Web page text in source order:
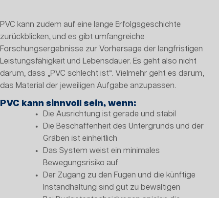
PVC kann zudem auf eine lange Erfolgsgeschichte
zurückblicken, und es gibt umfangreiche
Forschungsergebnisse zur Vorhersage der langfristigen
Leistungsfähigkeit und Lebensdauer. Es geht also nicht
darum, dass „PVC schlecht ist“. Vielmehr geht es darum,
das Material der jeweiligen Aufgabe anzupassen.
PVC kann sinnvoll sein, wenn:
Die Ausrichtung ist gerade und stabil
Die Beschaffenheit des Untergrunds und der
Gräben ist einheitlich
Das System weist ein minimales
Bewegungsrisiko auf
Der Zugang zu den Fugen und die künftige
Instandhaltung sind gut zu bewältigen